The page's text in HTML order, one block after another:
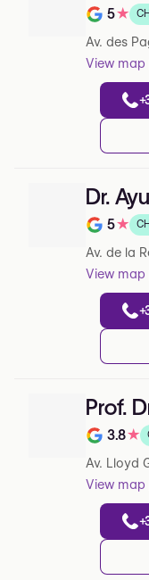
Note de
5★
Av. des
View map
Dr.
Note de
5★
Av. de la
View map
Prof.
Note de
3.8★
Av. Lloyd
View map